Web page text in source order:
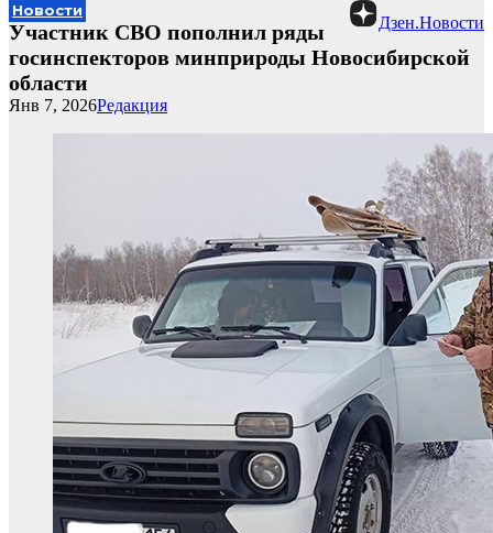
Дзен.Новости
Новости
Участник СВО пополнил ряды
госинспекторов минприроды Новосибирской
области
Редакция
Янв 7, 2026